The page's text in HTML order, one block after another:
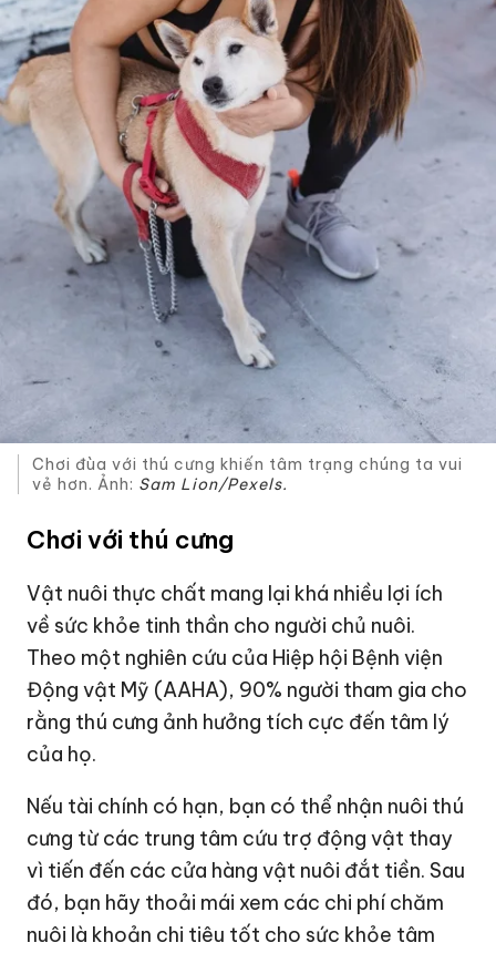
Chơi đùa với thú cưng khiến tâm trạng chúng ta vui
vẻ hơn. Ảnh: Sam Lion/Pexels.
Chơi với thú cưng
Vật nuôi thực chất mang lại khá nhiều lợi ích
về sức khỏe tinh thần cho người chủ nuôi.
Theo một nghiên cứu của Hiệp hội Bệnh viện
Động vật Mỹ (AAHA), 90% người tham gia cho
rằng thú cưng ảnh hưởng tích cực đến tâm lý
của họ.
Nếu tài chính có hạn, bạn có thể nhận nuôi thú
cưng từ các trung tâm cứu trợ động vật thay
vì tiến đến các cửa hàng vật nuôi đắt tiền. Sau
đó, bạn hãy thoải mái xem các chi phí chăm
nuôi là khoản chi tiêu tốt cho sức khỏe tâm